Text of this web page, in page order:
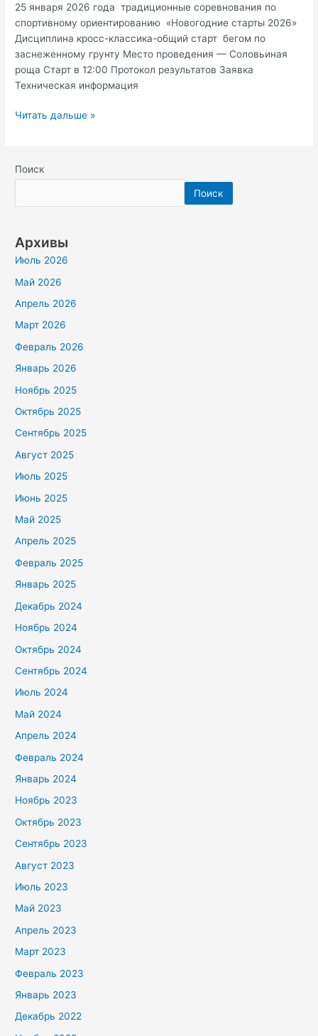
25 января 2026 года традиционные соревнования по
спортивному ориентированию «Новогодние старты 2026»
Дисциплина кросс-классика-общий старт бегом по
заснеженному грунту Место проведения — Соловьиная
роща Старт в 12:00 Протокол результатов Заявка
Техническая информация
Читать дальше »
Поиск
Поиск
Архивы
Июль 2026
Май 2026
Апрель 2026
Март 2026
Февраль 2026
Январь 2026
Ноябрь 2025
Октябрь 2025
Сентябрь 2025
Август 2025
Июль 2025
Июнь 2025
Май 2025
Апрель 2025
Февраль 2025
Январь 2025
Декабрь 2024
Ноябрь 2024
Октябрь 2024
Сентябрь 2024
Июль 2024
Май 2024
Апрель 2024
Февраль 2024
Январь 2024
Ноябрь 2023
Октябрь 2023
Сентябрь 2023
Август 2023
Июль 2023
Май 2023
Апрель 2023
Март 2023
Февраль 2023
Январь 2023
Декабрь 2022